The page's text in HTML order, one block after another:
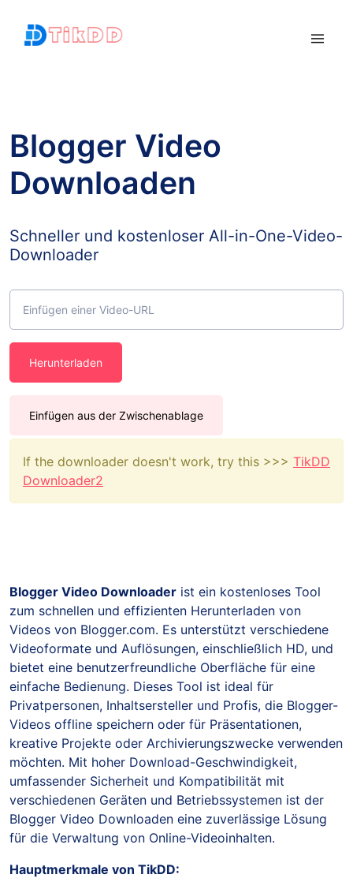
Blogger Video
Downloaden
Schneller und kostenloser All-in-One-Video-
Downloader
Herunterladen
Einfügen aus der Zwischenablage
If the downloader doesn't work, try this >>> TikDD
Downloader2
Blogger Video Downloader ist ein kostenloses Tool
zum schnellen und effizienten Herunterladen von
Videos von Blogger.com. Es unterstützt verschiedene
Videoformate und Auflösungen, einschließlich HD, und
bietet eine benutzerfreundliche Oberfläche für eine
einfache Bedienung. Dieses Tool ist ideal für
Privatpersonen, Inhaltsersteller und Profis, die Blogger-
Videos offline speichern oder für Präsentationen,
kreative Projekte oder Archivierungszwecke verwenden
möchten. Mit hoher Download-Geschwindigkeit,
umfassender Sicherheit und Kompatibilität mit
verschiedenen Geräten und Betriebssystemen ist der
Blogger Video Downloaden eine zuverlässige Lösung
für die Verwaltung von Online-Videoinhalten.
Hauptmerkmale von TikDD: